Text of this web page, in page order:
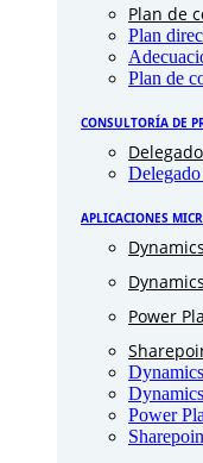
Plan de
Plan
Plan de
CONSULTORÍA DE
APLICACIONES
Power
Power